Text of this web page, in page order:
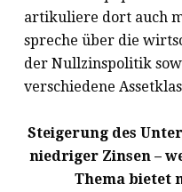
artikuliere dort auch
spreche über die
der Nullzinspolitik
verschiedene
Steigerung des
niedriger Zinsen –
Thema bietet